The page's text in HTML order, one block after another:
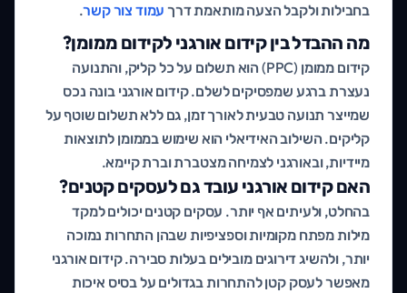
בחבילות ולקבל הצעה מותאמת דרך עמוד צור קשר.
מה ההבדל בין קידום אורגני לקידום ממומן?
קידום ממומן (PPC) הוא תשלום על כל קליק, והתנועה
נעצרת ברגע שמפסיקים לשלם. קידום אורגני בונה נכס
שמייצר תנועה טבעית לאורך זמן, גם ללא תשלום שוטף על
קליקים. השילוב האידיאלי הוא שימוש בממומן לתוצאות
מיידיות, ובאורגני לצמיחה מצטברת וברת קיימא.
האם קידום אורגני עובד גם לעסקים קטנים?
בהחלט, ולעיתים אף יותר. עסקים קטנים יכולים למקד
מילות מפתח מקומיות וספציפיות שבהן התחרות נמוכה
יותר, ולהשיג דירוגים מובילים בעלות סבירה. קידום אורגני
מאפשר לעסק קטן להתחרות בגדולים על בסיס איכות